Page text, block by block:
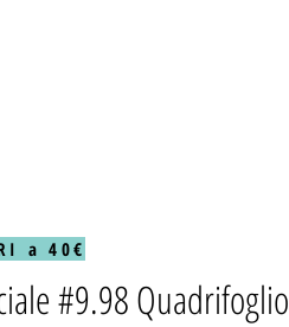
#9.98 Quadrifoglio
a 40€